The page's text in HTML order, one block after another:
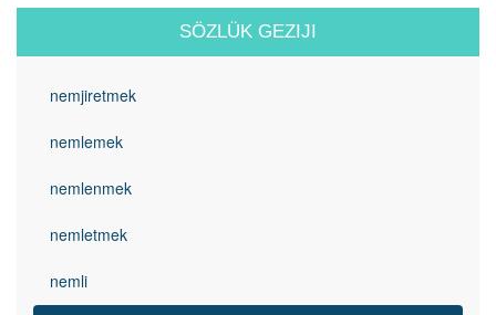
SÖZLÜK GEZIJI
nemjiretmek
nemlemek
nemlenmek
nemletmek
nemli